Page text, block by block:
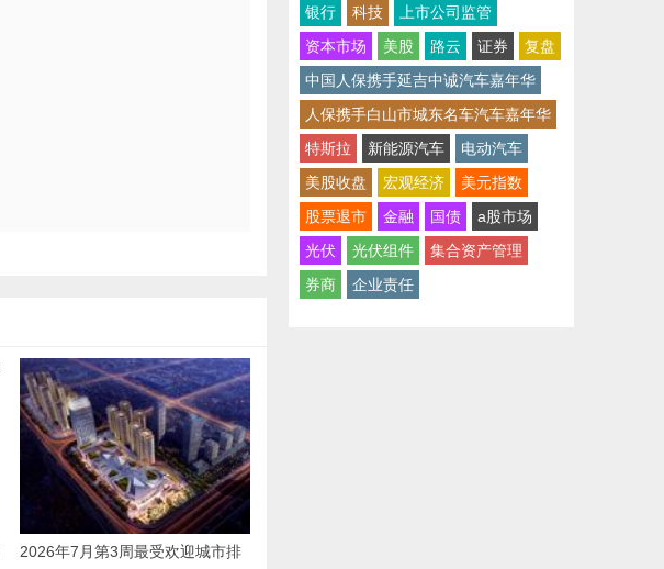
2026年7月第3周最受欢迎城市排
银行
科技
上市公司监管
资本市场
美股 路云 证券
复盘
中国人保携手延吉中诚汽车嘉年华
人保携手白山市城东名车汽车嘉年华
特斯拉
新能源汽车
电动汽车
美股收盘
宏观经济
美元指数
股票退市
金融 国债
a股市场
光伏
光伏组件
集合资产管理
券商
企业责任